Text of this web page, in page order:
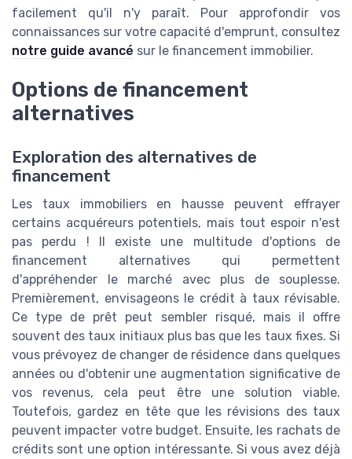
facilement qu'il n'y paraît. Pour approfondir vos
connaissances sur votre capacité d'emprunt, consultez
notre guide avancé sur le financement immobilier.
Options de financement
alternatives
Exploration des alternatives de
financement
Les taux immobiliers en hausse peuvent effrayer
certains acquéreurs potentiels, mais tout espoir n'est
pas perdu ! Il existe une multitude d'options de
financement alternatives qui permettent
d'appréhender le marché avec plus de souplesse.
Premièrement, envisageons le crédit à taux révisable.
Ce type de prêt peut sembler risqué, mais il offre
souvent des taux initiaux plus bas que les taux fixes. Si
vous prévoyez de changer de résidence dans quelques
années ou d'obtenir une augmentation significative de
vos revenus, cela peut être une solution viable.
Toutefois, gardez en tête que les révisions des taux
peuvent impacter votre budget. Ensuite, les rachats de
crédits sont une option intéressante. Si vous avez déjà